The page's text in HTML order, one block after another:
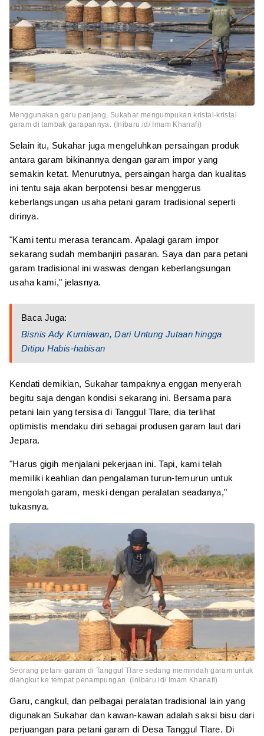
Menggunakan garu panjang, Sukahar mengumpukan kristal-kristal
garam di tambak garapannya. (Inibaru.id/ Imam Khanafi)
Selain itu, Sukahar juga mengeluhkan persaingan produk
antara garam bikinannya dengan garam impor yang
semakin ketat. Menurutnya, persaingan harga dan kualitas
ini tentu saja akan berpotensi besar menggerus
keberlangsungan usaha petani garam tradisional seperti
dirinya.
"Kami tentu merasa terancam. Apalagi garam impor
sekarang sudah membanjiri pasaran. Saya dan para petani
garam tradisional ini waswas dengan keberlangsungan
usaha kami," jelasnya.
Baca Juga:
Bisnis Ady Kurniawan, Dari Untung Jutaan hingga
Ditipu Habis-habisan
Kendati demikian, Sukahar tampaknya enggan menyerah
begitu saja dengan kondisi sekarang ini. Bersama para
petani lain yang tersisa di Tanggul Tlare, dia terlihat
optimistis mendaku diri sebagai produsen garam laut dari
Jepara.
"Harus gigih menjalani pekerjaan ini. Tapi, kami telah
memiliki keahlian dan pengalaman turun-temurun untuk
mengolah garam, meski dengan peralatan seadanya,"
tukasnya.
Seorang petani garam di Tanggul Tlare sedang memindah garam untuk
diangkut ke tempat penampungan. (Inibaru.id/ Imam Khanafi)
Garu, cangkul, dan pelbagai peralatan tradisional lain yang
digunakan Sukahar dan kawan-kawan adalah saksi bisu dari
perjuangan para petani garam di Desa Tanggul Tlare. Di